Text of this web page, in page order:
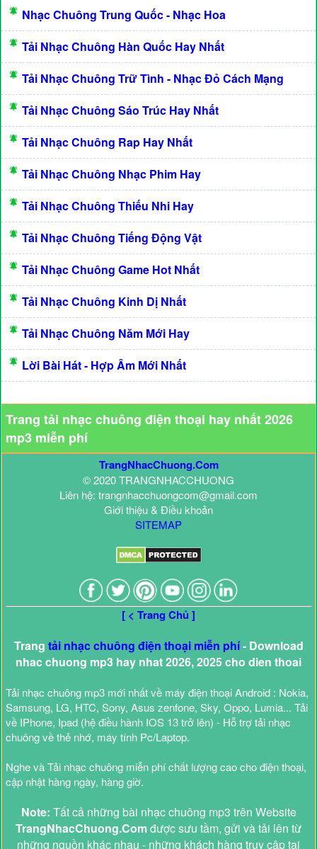
Nhạc Chuông Trung Quốc - Nhạc Hoa
Tải Nhạc Chuông Hàn Quốc Hay Nhất
Tải Nhạc Chuông Trữ Tình - Nhạc Đỏ Cách Mạng
Tải Nhạc Chuông Sáo Trúc Hay Nhất
Tải Nhạc Chuông Rap Hay Nhất
Tải Nhạc Chuông Nhạc Phim Hay
Tải Nhạc Chuông Thiếu Nhi Hay
Tải Nhạc Chuông Tiếng Động Vật
Tải Nhạc Chuông Game Hot Nhất
Tải Nhạc Chuông Kinh Dị Nhất
Tải Nhạc Chuông Năm Mới Hay
Lời Bài Hát - Hợp Âm Mới Nhất
Trang tải nhạc chuông điện thoại hay nhất 2026
mp3 miễn phí
TrangNhacChuong.Com
© 2020 TRANGNHACCHUONG
Liên hệ: trangnhacchuongcom@gmail.com
Giới thiệu & Điều khoản
SITEMAP
[ < Trang Chủ ]
Trang tải nhạc chuông điện thoại miễn phí- Download
nhac chuong mp3 hay nhat 2026, 2025 cho dien thoai
Tải nhạc chuông mp3 mới nhất về máy điện thoại Android : Nokia,
Samsung, LG, HTC, Sony, Asus zenfone, Sky, Oppo, Lumia... Tải
về IPhone, Ipad (hệ điều hành IOS 13 trở lên) - Hỗ trợ tải nhạc
chuông về thẻ nhớ, máy tính Pc/Laptop.
Nghe và Tải nhạc chuông miễn phí chất lượng cao cho điện thoại,
cập nhật hàng ngày, hàng giờ.
Note: Tất cả những bài nhạc chuông mp3 trên Website
TrangNhacChuong.Comđược sưu tầm, gửi và tải lên từ
những nguồn khác nhau - những khách hàng truy cập tại